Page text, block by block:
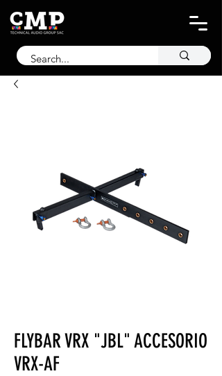
FLYBAR VRX "JBL" ACCESORIO
VRX-AF